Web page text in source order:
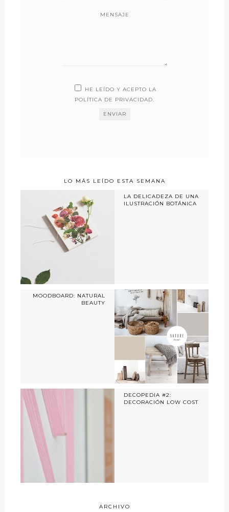
MENSAJE
HE LEÍDO Y ACEPTO LA
POLÍTICA DE PRIVACIDAD
LO MÁS LEÍDO ESTA SEMANA
LA DELICADEZA DE UNA
ILUSTRACIÓN BOTÁNICA
MOODBOARD: NATURAL
BEAUTY
DECOPEDIA #2:
DECORACIÓN LOW COST
ARCHIVO